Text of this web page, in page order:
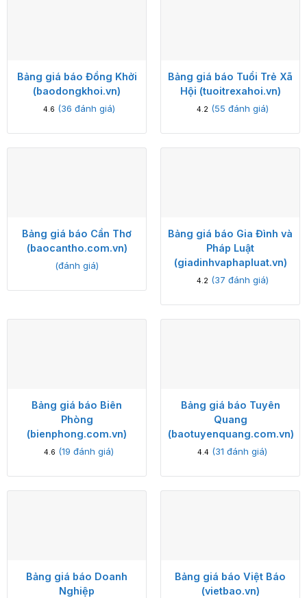
Bảng giá báo Đồng Khởi
(baodongkhoi.vn)
4.6 (36 đánh giá)
Bảng giá báo Tuổi Trẻ Xã
Hội (tuoitrexahoi.vn)
4.2 (55 đánh giá)
Bảng giá báo Cần Thơ
(baocantho.com.vn)
(đánh giá)
Bảng giá báo Gia Đình và
Pháp Luật
(giadinhvaphapluat.vn)
4.2 (37 đánh giá)
Bảng giá báo Biên
Phòng
(bienphong.com.vn)
4.6 (19 đánh giá)
Bảng giá báo Tuyên
Quang
(baotuyenquang.com.vn)
4.4 (31 đánh giá)
Bảng giá báo Doanh
Nghiệp
Bảng giá báo Việt Báo
(vietbao.vn)